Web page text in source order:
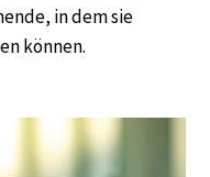
in dem sie
können.